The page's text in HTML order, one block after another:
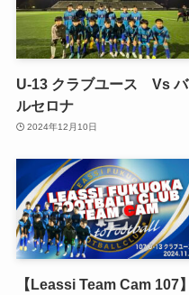
U-13 クラブユース Vs バ
ルセロナ
2024年12月10日
【Leassi Team Cam 107】